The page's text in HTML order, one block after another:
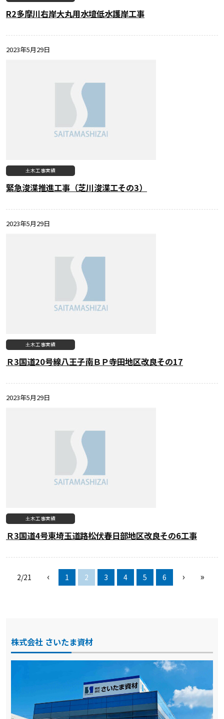
R2多摩川右岸大丸用水壇低水護岸工事
2023年5月29日
緊急浚渫推進工事（芝川浚渫工その3）
土木工事実績
2023年5月29日
Ｒ3国道20号線八王子南ＢＰ寺田地区改良その17
土木工事実績
2023年5月29日
Ｒ3国道4号東埼玉道路松伏春日部地区改良その6工事
土木工事実績
2/21 ‹ 1 2 3 4 5 6 › »
株式会社 さいたま資材